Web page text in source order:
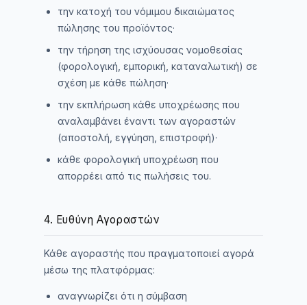
την κατοχή του νόμιμου δικαιώματος
πώλησης του προϊόντος·
την τήρηση της ισχύουσας νομοθεσίας
(φορολογική, εμπορική, καταναλωτική) σε
σχέση με κάθε πώληση·
την εκπλήρωση κάθε υποχρέωσης που
αναλαμβάνει έναντι των αγοραστών
(αποστολή, εγγύηση, επιστροφή)·
κάθε φορολογική υποχρέωση που
απορρέει από τις πωλήσεις του.
4. Ευθύνη Αγοραστών
Κάθε αγοραστής που πραγματοποιεί αγορά
μέσω της πλατφόρμας:
αναγνωρίζει ότι η σύμβαση